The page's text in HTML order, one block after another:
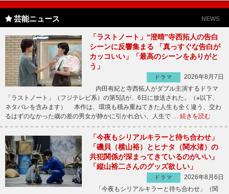
芸能ニュース NEWS
「ラストノート」“澄晴”寺西拓人の告白
シーンに反響集まる 「真っすぐな告白が
カッコいい」「最高のシーンをありがと
う」
ドラマ
2026年8月7日
内田有紀と寺西拓人がダブル主演するドラマ
「ラストノート」（フジテレビ系）の第5話が、6日に放送された。（※以下、
ネタバレを含みます） 本作は、環境も積み重ねてきた人生も全く違う、交わ
るはずのなかった歳の差の男女が静かに引かれ合い、人生で … 続きを読む
「今夜もシリアルキラーと待ち合わせ」
「磯貝（横山裕）とヒナタ（関水渚）の
共犯関係が深まってきているのがいい」
「縦山裕二さんのグッズ欲しい」
ドラマ
2026年8月6日
「今夜もシリアルキラーと待ち合わせ」（関